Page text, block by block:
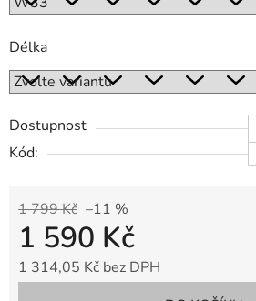
Délka
Dostupnost
Kód:
1 799 Kč –11 %
1 590 Kč
1 314,05 Kč bez DPH